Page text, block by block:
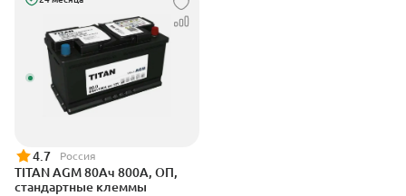
4.7 Россия
TITAN AGM 80Ач 800А, ОП,
стандартные клеммы